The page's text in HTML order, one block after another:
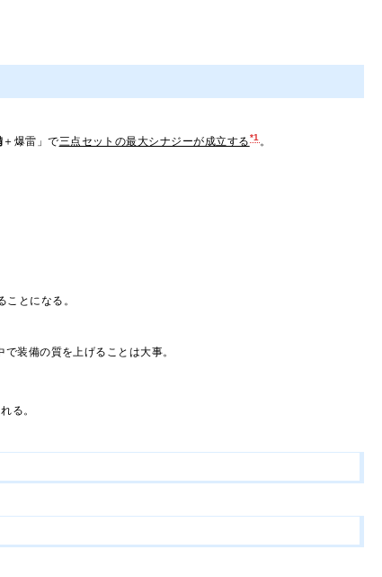
＋爆雷」で三点セットの最大シナジーが成立する*1 。
ことになる。
装備の質を上げることは大事。
る。